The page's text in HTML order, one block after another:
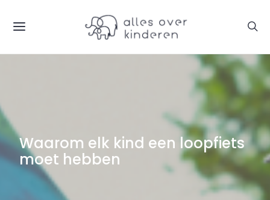
Waarom elk kind een loopfiets
moet hebben